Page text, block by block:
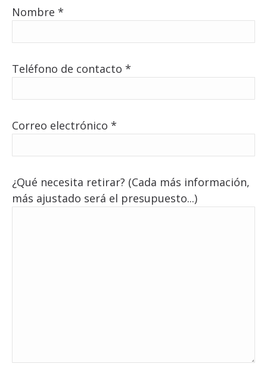
Nombre *
Teléfono de contacto *
Correo electrónico *
¿Qué necesita retirar? (Cada más información,
más ajustado será el presupuesto...)